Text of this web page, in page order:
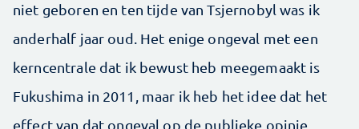
niet geboren en ten tijde van Tsjernobyl was ik
anderhalf jaar oud. Het enige ongeval met een
kerncentrale dat ik bewust heb meegemaakt is
Fukushima in 2011, maar ik heb het idee dat het
effect van dat ongeval op de publieke opinie